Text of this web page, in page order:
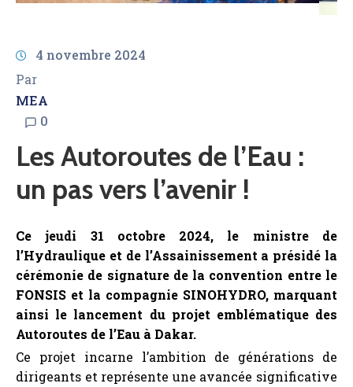
4 novembre 2024
Par
MEA
0
Les Autoroutes de l’Eau :
un pas vers l’avenir !
Ce jeudi 31 octobre 2024, le ministre de
l’Hydraulique et de l’Assainissement a présidé la
cérémonie de signature de la convention entre le
FONSIS et la compagnie SINOHYDRO, marquant
ainsi le lancement du projet emblématique des
Autoroutes de l’Eau à Dakar.
Ce projet incarne l’ambition de générations de
dirigeants et représente une avancée significative